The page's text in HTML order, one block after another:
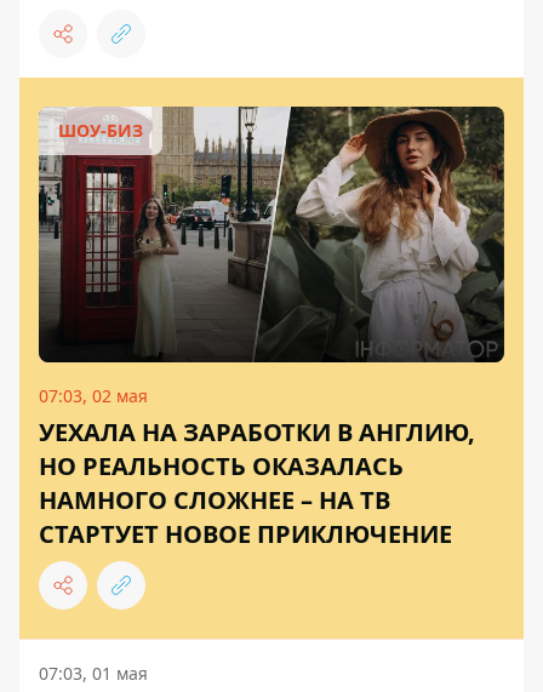
ШОУ-БИЗ
07:03, 02 мая
УЕХАЛА НА ЗАРАБОТКИ В АНГЛИЮ,
НО РЕАЛЬНОСТЬ ОКАЗАЛАСЬ
НАМНОГО СЛОЖНЕЕ – НА ТВ
СТАРТУЕТ НОВОЕ ПРИКЛЮЧЕНИЕ
07:03, 01 мая